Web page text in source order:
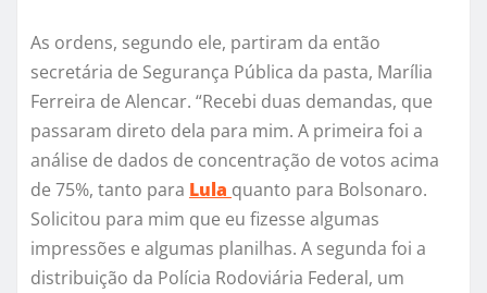
As ordens, segundo ele, partiram da então
secretária de Segurança Pública da pasta, Marília
Ferreira de Alencar. “Recebi duas demandas, que
passaram direto dela para mim. A primeira foi a
análise de dados de concentração de votos acima
de 75%, tanto para Lula quanto para Bolsonaro.
Solicitou para mim que eu fizesse algumas
impressões e algumas planilhas. A segunda foi a
distribuição da Polícia Rodoviária Federal, um